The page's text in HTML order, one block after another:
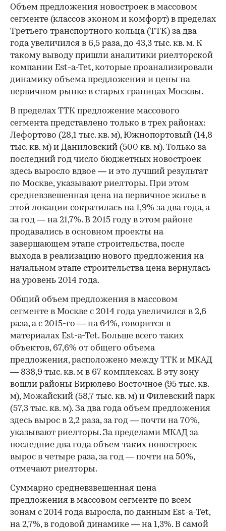
Объем предложения новостроек в массовом
сегменте (классов эконом и комфорт) в пределах
Третьего транспортного кольца (ТТК) за два
года увеличился в 6,5 раза, до 43,3 тыс. кв. м. К
такому выводу пришли аналитики риелторской
компании Est-a-Tet, которые проанализировали
динамику объема предложения и цены на
первичном рынке в старых границах Москвы.
В пределах ТТК предложение массового
сегмента представлено только в трех районах:
Лефортово (28,1 тыс. кв. м), Южнопортовый (14,8
тыс. кв. м) и Даниловский (500 кв. м). Только за
последний год число бюджетных новостроек
здесь выросло вдвое — и это лучший результат
по Москве, указывают риелторы. При этом
средневзвешенная цена на первичное жилье в
этой локации сократилась на 1,9% за два года, а
за год — на 21,7%. В 2015 году в этом районе
продавались в основном проекты на
завершающем этапе строительства, после
выхода в реализацию нового предложения на
начальном этапе строительства цена вернулась
на уровень 2014 года.
Общий объем предложения в массовом
сегменте в Москве с 2014 года увеличился в 2,6
раза, а с 2015-го — на 64%, говорится в
материалах Est-a-Tet. Больше всего таких
объектов, 67,6% от общего объема
предложения, расположено между ТТК и МКАД
— 838,9 тыс. кв. м в 67 комплексах. В эту зону
вошли районы Бирюлево Восточное (95 тыс. кв.
м), Можайский (58,7 тыс. кв. м) и Филевский парк
(57,3 тыс. кв. м). За два года объем предложения
здесь вырос в 2,2 раза, за год — почти на 70%,
указывают риелторы. За пределами МКАД за
последние два года объем таких новостроек
вырос в четыре раза, за год — почти на 50%,
отмечают риелторы.
Суммарно средневзвешенная цена
предложения в массовом сегменте по всем
зонам с 2014 года выросла, по данным Est-a-Tet,
на 2,7%, в годовой динамике — на 1,3%. В самой